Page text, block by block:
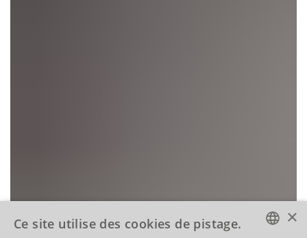
×
Ce site utilise des cookies de pistage.